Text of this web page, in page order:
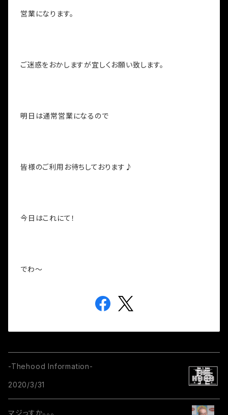
営業になります。
ご迷惑をおかしますが宜しくお願い致します。
明日は通常営業になるので
皆様のご利用お待ちしております♪
今日はこれにて！
でわ～
-Thehood Information-
2020/3/31
マジっすか。。。